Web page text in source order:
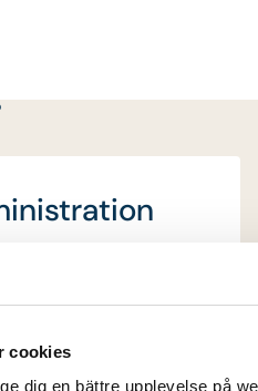
cookies
dig en bättre upplevelse på